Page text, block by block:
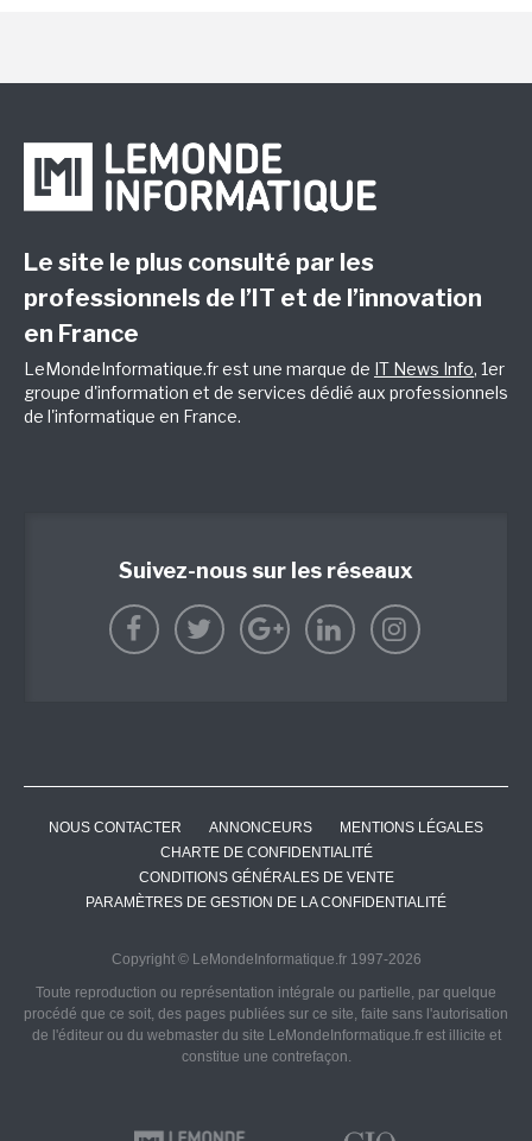
Le site le plus consulté par les
professionnels de l’IT et de l’innovation
en France
LeMondeInformatique.fr est une marque de IT News Info, 1er
groupe d'information et de services dédié aux professionnels
de l'informatique en France.
Suivez-nous sur les réseaux
NOUS CONTACTER ANNONCEURS
MENTIONS LÉGALES
CHARTE DE CONFIDENTIALITÉ
CONDITIONS GÉNÉRALES DE VENTE
PARAMÈTRES DE GESTION DE LA CONFIDENTIALITÉ
Copyright © LeMondeInformatique.fr 1997-2026
Toute reproduction ou représentation intégrale ou partielle, par quelque
procédé que ce soit, des pages publiées sur ce site, faite sans l'autorisation
de l'éditeur ou du webmaster du site LeMondeInformatique.fr est illicite et
constitue une contrefaçon.